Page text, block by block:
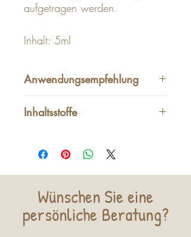
aufgetragen werden.
Inhalt: 5ml
Anwendungsempfehlung
Das Erlebnis
Copaibas warmes, leicht
beruhigende Atmosphäre,
tägliche Hautpflegeroutine.
Gebrauchsanweisung
Inhaltsstoffe
(Copaiba Balsam) Harz *
Wünschen Sie eine
persönliche Beratung?